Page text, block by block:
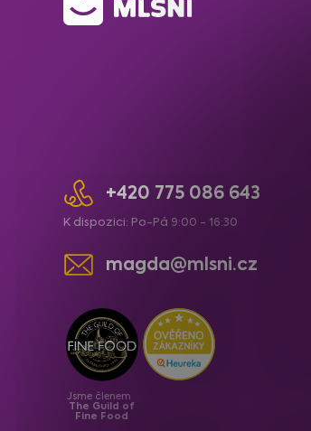
+420 775 086 643
K dispozici: Po-Pá 9:00 - 16:30
magda@mlsni.cz
Jsme členem
The Guild of
Fine Food